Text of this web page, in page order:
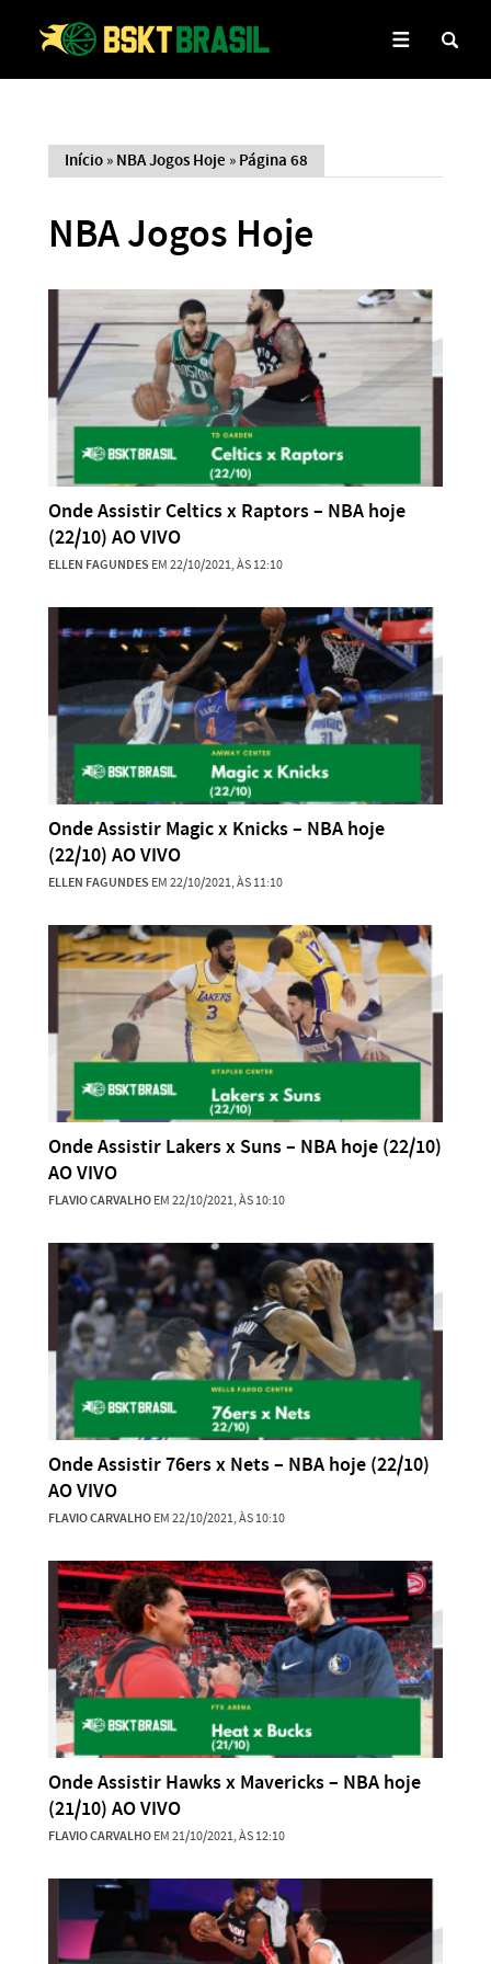
Início » NBA Jogos Hoje » Página 68
NBA Jogos Hoje
Onde Assistir Celtics x Raptors – NBA hoje
(22/10) AO VIVO
ELLEN FAGUNDES EM 22/10/2021, ÀS 12:10
Onde Assistir Magic x Knicks – NBA hoje
(22/10) AO VIVO
ELLEN FAGUNDES EM 22/10/2021, ÀS 11:10
Onde Assistir Lakers x Suns – NBA hoje (22/10)
AO VIVO
FLAVIO CARVALHOEM 22/10/2021, ÀS 10:10
Onde Assistir 76ers x Nets – NBA hoje (22/10)
AO VIVO
FLAVIO CARVALHOEM 22/10/2021, ÀS 10:10
Onde Assistir Hawks x Mavericks – NBA hoje
(21/10) AO VIVO
FLAVIO CARVALHOEM 21/10/2021, ÀS 12:10